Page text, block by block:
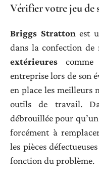
Vérifier votre jeu de
Briggs Strattonest
dans la confection de
extérieures comme
entreprise lors de son
en place les meilleurs
outils de travail.
débrouillée pour
forcément à
les pièces
fonction du problème.